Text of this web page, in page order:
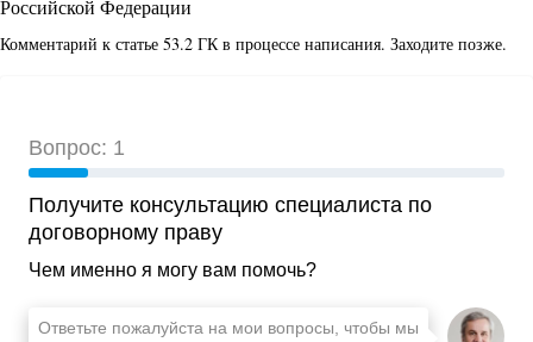
Российской Федерации
Комментарий к статье 53.2 ГК в процессе написания. Заходите позже.